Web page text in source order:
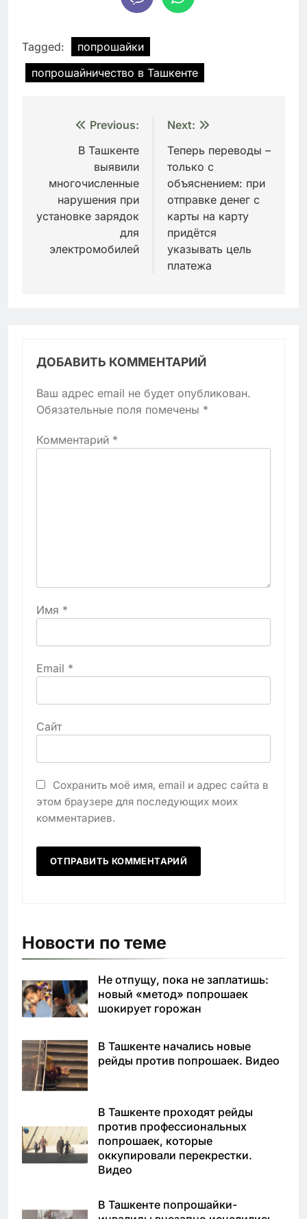
Tagged:
попрошайки
попрошайничество в Ташкенте
Навигация
записям
Previous:
В Ташкенте
выявили
многочисленные
нарушения при
установке зарядок
для
электромобилей
Next:
Теперь переводы –
только с
объяснением: при
отправке денег с
карты на карту
придётся
указывать цель
платежа
ДОБАВИТЬ КОММЕНТАРИЙ
Ваш адрес email не будет опубликован.
Обязательные поля помечены *
Комментарий *
Имя *
Email *
Сайт
Сохранить моё имя, email и адрес сайта в
этом браузере для последующих моих
комментариев.
Новости по теме
Не отпущу, пока не заплатишь:
новый «метод» попрошаек
шокирует горожан
В Ташкенте начались новые
рейды против попрошаек. Видео
В Ташкенте проходят рейды
против профессиональных
попрошаек, которые
оккупировали перекрестки.
Видео
В Ташкенте попрошайки-